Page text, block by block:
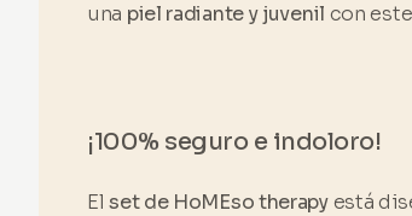
una piel radiante y juvenil con
¡100% seguro e indoloro!
Elset de HoMEso therapyestá